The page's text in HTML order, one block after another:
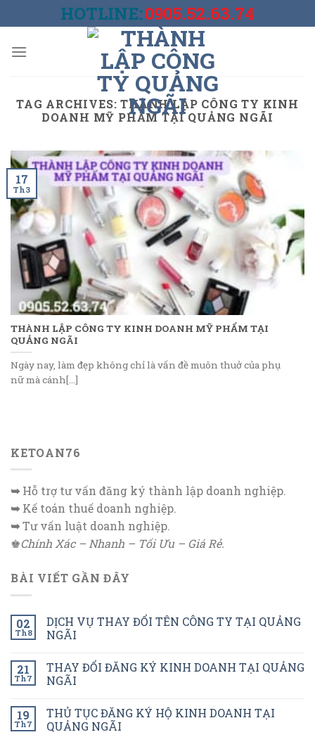
to
HOTLINE:0905.52.63.74
TAG ARCHIVES:THÀNH LẬP CÔNG TY KINH
DOANH MỸ PHẨM TẠI QUẢNG NGÃI
THÀNH LẬP CÔNG TY KINH DOANH MỸ PHẨM TẠI
QUẢNG NGÃI
Ngày nay, làm đẹp không chỉ là vấn đề muôn thuở của phụ
nữ mà cánh[...]
17
Th3
KETOAN76
➥Hỗ trợ tư vấn đăng ký thành lập doanh nghiệp.
➥Kế toán thuế doanh nghiệp.
➥Tư vấn luật doanh nghiệp.
♚Chính Xác – Nhanh – Tối Ưu – Giá Rẻ.
BÀI VIẾT GẦN ĐÂY
02
Th8
DỊCH VỤ THAY ĐỔI TÊN CÔNG TY TẠI QUẢNG
NGÃI
21
Th7
THAY ĐỔI ĐĂNG KÝ KINH DOANH TẠI QUẢNG
NGÃI
19
Th7
THỦ TỤC ĐĂNG KÝ HỘ KINH DOANH TẠI
QUẢNG NGÃI